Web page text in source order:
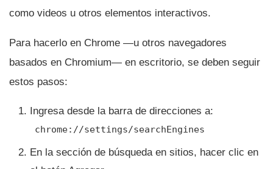
como videos u otros elementos interactivos.
Para hacerlo en Chrome —u otros navegadores
basados en Chromium— en escritorio, se deben seguir
estos pasos:
Ingresa desde la barra de direcciones a:
chrome://settings/searchEngines
En la sección de búsqueda en sitios, hacer clic en